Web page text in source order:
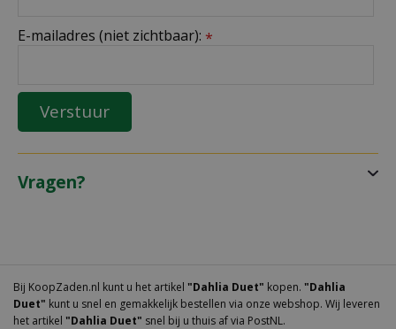
E-mailadres (niet zichtbaar): *
Vragen?
Bij KoopZaden.nl kunt u het artikel "Dahlia Duet" kopen. "Dahlia
Duet" kunt u snel en gemakkelijk bestellen via onze webshop. Wij leveren
het artikel "Dahlia Duet" snel bij u thuis af via PostNL.